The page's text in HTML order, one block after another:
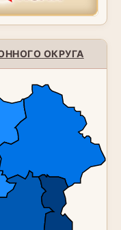
ОКРУГА